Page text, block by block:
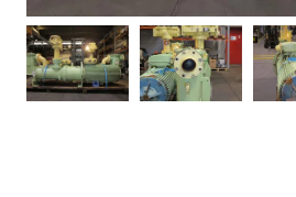
Dropdown
Dropdown
Dropdown